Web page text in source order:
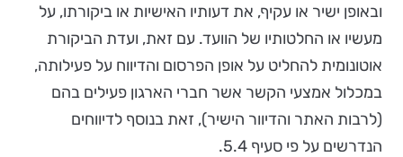
ובאופן ישיר או עקיף, את דעותיו האישיות או ביקורתו, על
מעשיו או החלטותיו של הוועד. עם זאת, ועדת הביקורת
אוטונומית להחליט על אופן הפרסום והדיווח על פעילותה,
במכלול אמצעי הקשר אשר חברי הארגון פעילים בהם
(לרבות האתר והדיוור הישיר), זאת בנוסף לדיווחים
הנדרשים על פי סעיף 5.4.